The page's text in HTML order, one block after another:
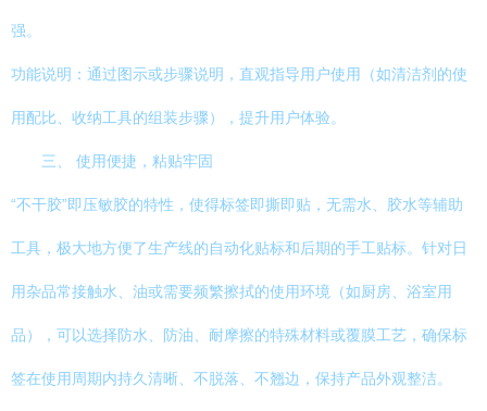
强。
功能说明：通过图示或步骤说明，直观指导用户使用（如清洁剂的使
用配比、收纳工具的组装步骤），提升用户体验。
三、 使用便捷，粘贴牢固
“不干胶”即压敏胶的特性，使得标签即撕即贴，无需水、胶水等辅助
工具，极大地方便了生产线的自动化贴标和后期的手工贴标。针对日
用杂品常接触水、油或需要频繁擦拭的使用环境（如厨房、浴室用
品），可以选择防水、防油、耐摩擦的特殊材料或覆膜工艺，确保标
签在使用周期内持久清晰、不脱落、不翘边，保持产品外观整洁。